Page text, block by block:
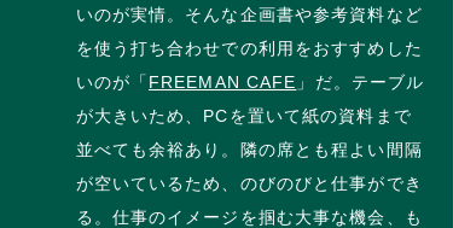
いのが実情。そんな企画書や参考資料など
を使う打ち合わせでの利用をおすすめした
いのが「 FREEMAN CAFE 」だ。テーブル
が大きいため、PCを置いて紙の資料まで
並べても余裕あり。隣の席とも程よい間隔
が空いているため、のびのびと仕事ができ
る。仕事のイメージを掴む大事な機会、も